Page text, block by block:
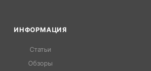
ИНФОРМАЦИЯ
Статьи
Обзоры